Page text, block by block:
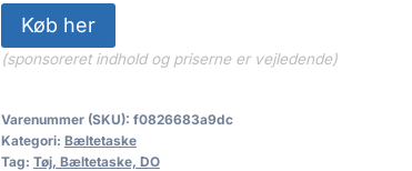
Køb her
(sponsoreret indhold og priserne er vejledende)
Varenummer (SKU): f0826683a9dc
Kategori: Bæltetaske
Tag: Tøj, Bæltetaske, DO